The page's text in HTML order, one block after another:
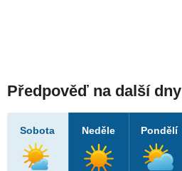
Předpověď na další dny
Sobota Neděle Pondělí